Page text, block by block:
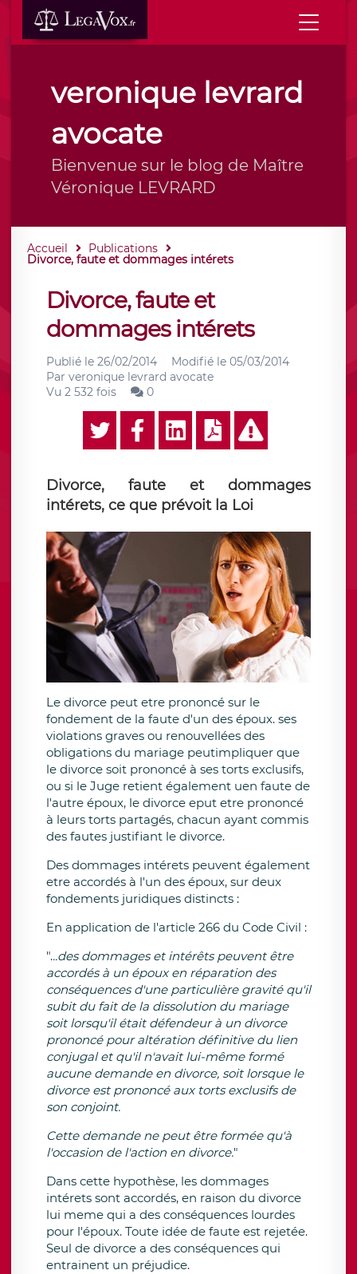
veronique levrard
avocate
Bienvenue sur le blog de Maître
Véronique LEVRARD
Accueil Publications
Divorce, faute et dommages intérets
Divorce, faute et
dommages intérets
Publié le 26/02/2014 Modifié le 05/03/2014
Par veronique levrard avocate
Vu 2 532 fois
0
Divorce, faute et dommages
intérets, ce que prévoit la Loi
Le divorce peut etre prononcé sur le
fondement de la faute d'un des époux. ses
violations graves ou renouvellées des
obligations du mariage peutimpliquer que
le divorce soit prononcé à ses torts exclusifs,
ou si le Juge retient également uen faute de
l'autre époux, le divorce eput etre prononcé
à leurs torts partagés, chacun ayant commis
des fautes justifiant le divorce.
Des dommages intérets peuvent également
etre accordés à l'un des époux, sur deux
fondements juridiques distincts :
En application de l'article 266 du Code Civil :
"...des dommages et intérêts peuvent être
accordés à un époux en réparation des
conséquences d'une particulière gravité qu'il
subit du fait de la dissolution du mariage
soit lorsqu'il était défendeur à un divorce
prononcé pour altération définitive du lien
conjugal et qu'il n'avait lui-même formé
aucune demande en divorce, soit lorsque le
divorce est prononcé aux torts exclusifs de
son conjoint.
Cette demande ne peut être formée qu'à
l'occasion de l'action en divorce."
Dans cette hypothèse, les dommages
intérets sont accordés, en raison du divorce
lui meme qui a des conséquences lourdes
pour l'époux. Toute idée de faute est rejetée.
Seul de divorce a des conséquences qui
entrainent un préjudice.